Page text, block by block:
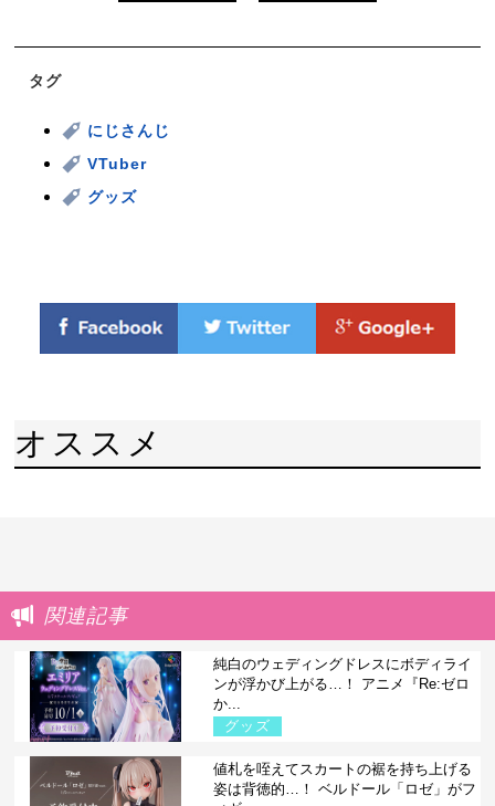
タグ
にじさんじ
VTuber
グッズ
オススメ
関連記事
純白のウェディングドレスにボディライ
ンが浮かび上がる…！ アニメ『Re:ゼロ
か...
グッズ
値札を咥えてスカートの裾を持ち上げる
姿は背徳的…！ ベルドール「ロゼ」がフ